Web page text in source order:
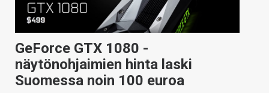
GeForce GTX 1080 -
näytönohjaimien hinta laski
Suomessa noin 100 euroa